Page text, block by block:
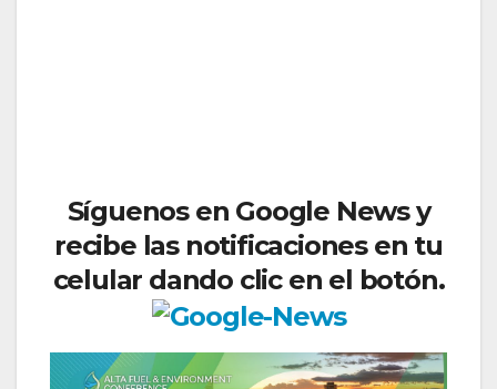
Síguenos en Google News y
recibe las notificaciones en tu
celular dando clic en el botón.